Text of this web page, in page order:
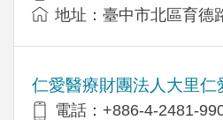
地址：臺中市北區育德
仁愛醫療財團法人大里仁
電話：+886-4-2481-